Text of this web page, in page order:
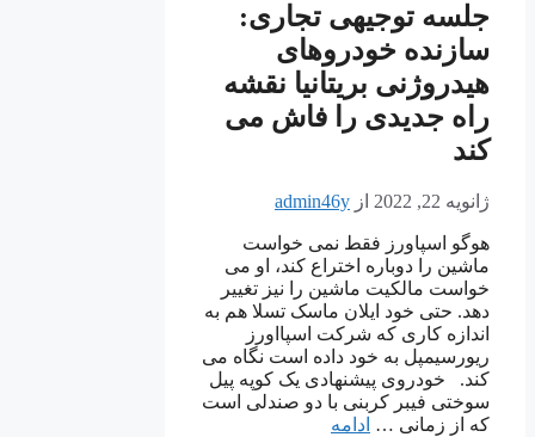
جلسه توجیهی تجاری:
سازنده خودروهای
هیدروژنی بریتانیا نقشه
راه جدیدی را فاش می
کند
ژانویه 22, 2022 از admin46y
هوگو اسپاورز فقط نمی خواست
ماشین را دوباره اختراع کند، او می
خواست مالکیت ماشین را نیز تغییر
دهد. حتی خود ایلان ماسک تسلا هم به
اندازه کاری که شرکت اسپااورز
ریورسیمپل به خود داده است نگاه می
کند. خودروی پیشنهادی یک کوپه پیل
سوختی فیبر کربنی با دو صندلی است
که از زمانی … ادامه